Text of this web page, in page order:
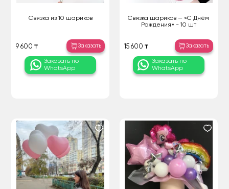
Связка из 10 шариков
9 600 ₸ Заказать
Заказать по
WhatsApp
Связка шариков — «С Днём
Рождения» - 10 шт
15 600 ₸ Заказать
Заказать по
WhatsApp